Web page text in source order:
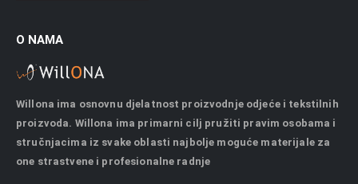
O NAMA
Willona ima osnovnu djelatnost proizvodnje odjeće i tekstilnih
proizvoda. Willona ima primarni cilj pružiti pravim osobama i
stručnjacima iz svake oblasti najbolje moguće materijale za
one strastvene i profesionalne radnje